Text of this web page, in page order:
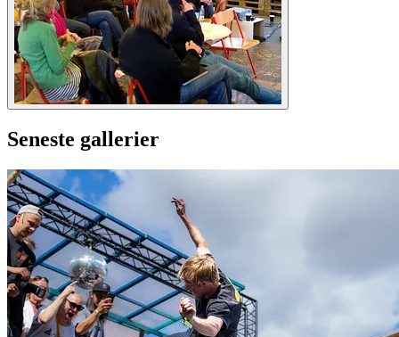
Seneste gallerier